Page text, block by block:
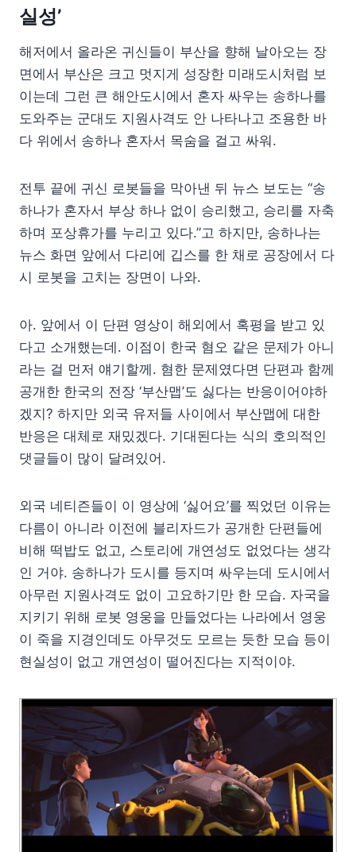
실성’
해저에서 올라온 귀신들이 부산을 향해 날아오는 장
면에서 부산은 크고 멋지게 성장한 미래도시처럼 보
이는데 그런 큰 해안도시에서 혼자 싸우는 송하나를
도와주는 군대도 지원사격도 안 나타나고 조용한 바
다 위에서 송하나 혼자서 목숨을 걸고 싸워.
전투 끝에 귀신 로봇들을 막아낸 뒤 뉴스 보도는 “송
하나가 혼자서 부상 하나 없이 승리했고, 승리를 자축
하며 포상휴가를 누리고 있다.”고 하지만, 송하나는
뉴스 화면 앞에서 다리에 깁스를 한 채로 공장에서 다
시 로봇을 고치는 장면이 나와.
아. 앞에서 이 단편 영상이 해외에서 혹평을 받고 있
다고 소개했는데. 이점이 한국 혐오 같은 문제가 아니
라는 걸 먼저 얘기할께. 혐한 문제였다면 단편과 함께
공개한 한국의 전장 ‘부산맵’도 싫다는 반응이어야하
겠지? 하지만 외국 유저들 사이에서 부산맵에 대한
반응은 대체로 재밌겠다. 기대된다는 식의 호의적인
댓글들이 많이 달려있어.
외국 네티즌들이 이 영상에 ‘싫어요’를 찍었던 이유는
다름이 아니라 이전에 블리자드가 공개한 단편들에
비해 떡밥도 없고, 스토리에 개연성도 없었다는 생각
인 거야. 송하나가 도시를 등지며 싸우는데 도시에서
아무런 지원사격도 없이 고요하기만 한 모습. 자국을
지키기 위해 로봇 영웅을 만들었다는 나라에서 영웅
이 죽을 지경인데도 아무것도 모르는 듯한 모습 등이
현실성이 없고 개연성이 떨어진다는 지적이야.